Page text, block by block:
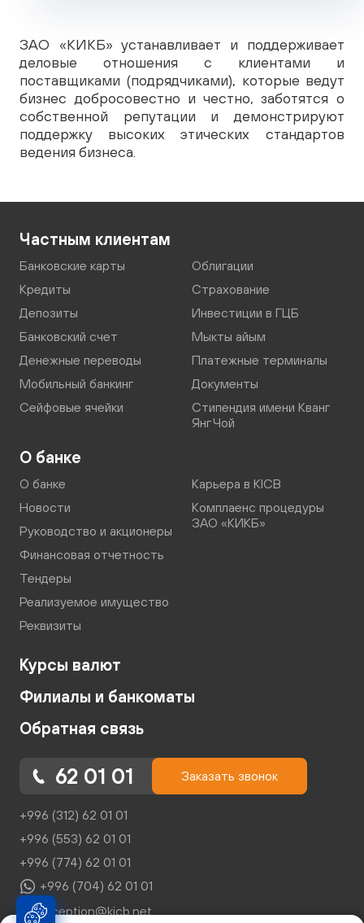
ЗАО «КИКБ» устанавливает и поддерживает
деловые отношения с клиентами и
поставщиками (подрядчиками), которые ведут
бизнес добросовестно и честно, заботятся о
собственной репутации и демонстрируют
поддержку высоких этических стандартов
ведения бизнеса.
Частным клиентам
Банковские карты
Кредиты
Депозиты
Банковский счет
Денежные переводы
Мобильный банкинг
Сейфовые ячейки
Облигации
Страхование
Инвестиции в ГЦБ
Мыкты айым
Платежные терминалы
Документы
Стипендия имени Кванг
Янг Чой
О банке
О банке
Новости
Руководство и акционеры
Финансовая отчетность
Тендеры
Реализуемое имущество
Реквизиты
Карьера в KICB
Комплаенс процедуры
ЗАО «КИКБ»
Курсы валют
Филиалы и банкоматы
Обратная связь
62 01 01 Заказать звонок
+996 (312) 62 01 01
+996 (553) 62 01 01
+996 (774) 62 01 01
+996 (704) 62 01 01
reception@kicb.net